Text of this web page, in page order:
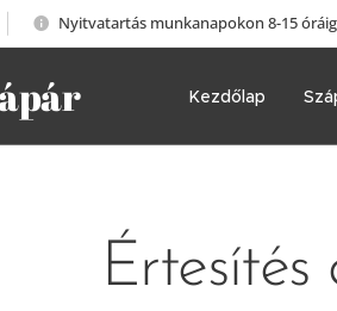
Nyitvatartás munkanapokon 8-15 óráig
Kezdőlap